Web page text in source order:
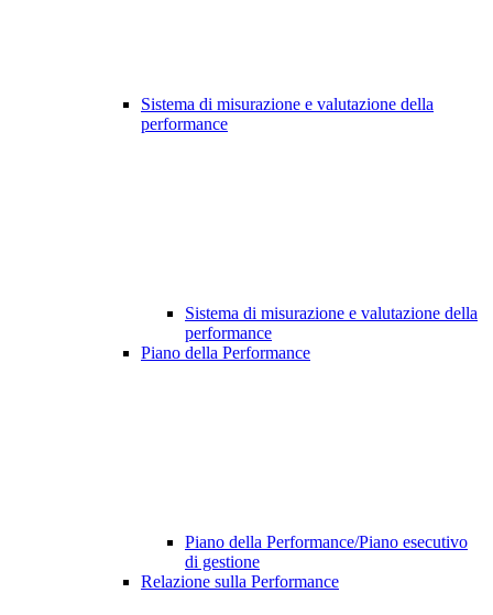
Sistema di misurazione e valutazione della
performance
Sistema di misurazione e valutazione della
performance
Piano della Performance
Piano della Performance/Piano esecutivo
di gestione
Relazione sulla Performance